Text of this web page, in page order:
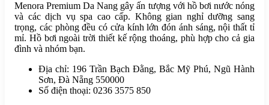
Menora Premium Da Nang gây ấn tượng với hồ bơi nước nóng
và các dịch vụ spa cao cấp. Không gian nghỉ dưỡng sang
trọng, các phòng đều có cửa kính lớn đón ánh sáng, nội thất tỉ
mỉ. Hồ bơi ngoài trời thiết kế rộng thoáng, phù hợp cho cả gia
đình và nhóm bạn.
Địa chỉ: 196 Trần Bạch Đằng, Bắc Mỹ Phú, Ngũ Hành
Sơn, Đà Nẵng 550000
Số điện thoại: 0236 3575 850